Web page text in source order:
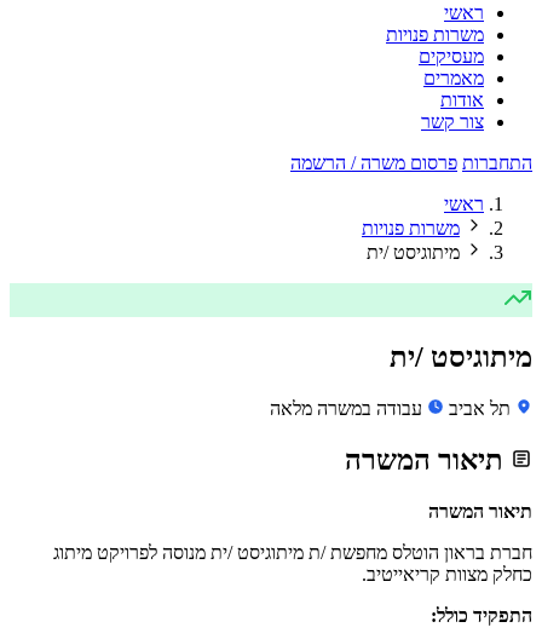
ראשי
משרות פנויות
מעסיקים
מאמרים
אודות
צור קשר
התחברות פרסום משרה / הרשמה
ראשי
משרות פנויות
מיתוגיסט /ית
מיתוגיסט /ית
תל אביב עבודה במשרה מלאה
תיאור המשרה
תיאור המשרה
חברת בראון הוטלס מחפשת /ת מיתוגיסט /ית מנוסה לפרויקט מיתוג
כחלק מצוות קריאייטיב.
התפקיד כולל: